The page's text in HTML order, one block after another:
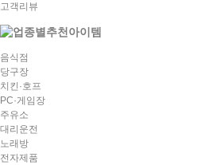
고객리뷰
음식점
당구장
치킨·호프
PC·게임장
주유소
대리운전
노래방
전자제품